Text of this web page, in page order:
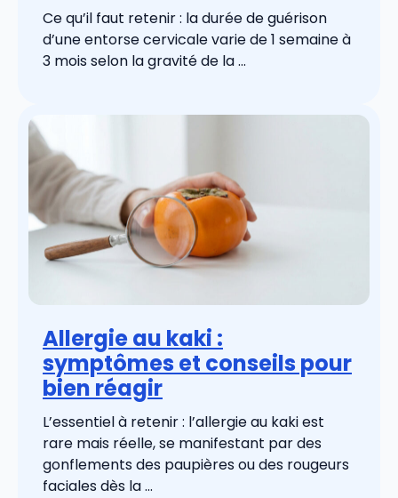
Ce qu’il faut retenir : la durée de guérison
d’une entorse cervicale varie de 1 semaine à
3 mois selon la gravité de la ...
Allergie au kaki :
symptômes et conseils pour
bien réagir
L’essentiel à retenir : l’allergie au kaki est
rare mais réelle, se manifestant par des
gonflements des paupières ou des rougeurs
faciales dès la ...